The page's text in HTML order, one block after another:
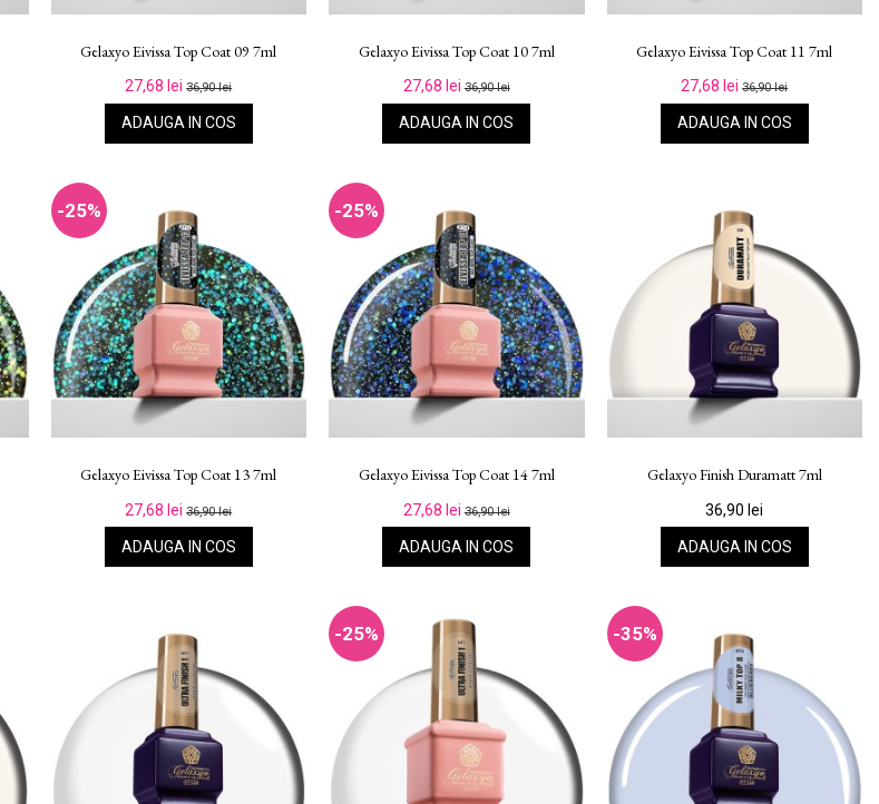
Gelaxyo Eivissa Top Coat 09 7ml
27,68 lei36,90 lei
ADAUGA IN COS
Gelaxyo Eivissa Top Coat 10 7ml
27,68 lei36,90 lei
ADAUGA IN COS
Gelaxyo Eivissa Top Coat 11 7ml
27,68 lei36,90 lei
ADAUGA IN COS
-25%
Gelaxyo Eivissa Top Coat 13 7ml
27,68 lei36,90 lei
ADAUGA IN COS
-25%
Gelaxyo Eivissa Top Coat 14 7ml
27,68 lei36,90 lei
ADAUGA IN COS
Gelaxyo Finish Duramatt 7ml
36,90 lei
ADAUGA IN COS
-25% -35%